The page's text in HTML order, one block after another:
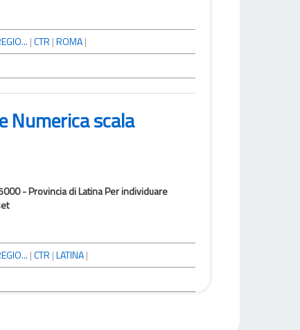
|CTR |ROMA |
Numerica scala
- Provincia di Latina Per individuare
|CTR |LATINA |